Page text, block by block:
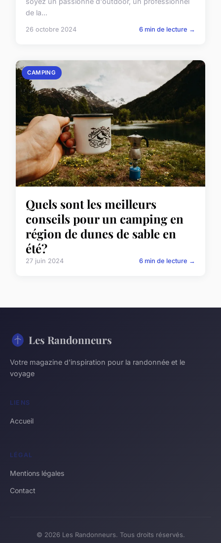
de la...
26 octobre 2024 6 min de lecture →
CAMPING
Quels sont les meilleurs
conseils pour un camping en
région de dunes de sable en
été?
27 juin 2024 6 min de lecture →
Les Randonneurs
Votre magazine d'inspiration pour la randonnée et le
voyage
LIENS
Accueil
LÉGAL
Mentions légales
Contact
© 2026 Les Randonneurs. Tous droits réservés.